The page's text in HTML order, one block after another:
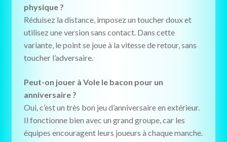
physique ?
Réduisez la distance, imposez un toucher doux et
utilisez une version sans contact. Dans cette
variante, le point se joue à la vitesse de retour, sans
toucher l’adversaire.
Peut-on jouer à Vole le bacon pour un
anniversaire ?
Oui, c’est un très bon jeu d’anniversaire en extérieur.
Il fonctionne bien avec un grand groupe, car les
équipes encouragent leurs joueurs à chaque manche.